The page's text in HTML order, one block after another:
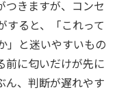
つきますが、コンセ
すると、「これって
」と迷いやすいもの
前に匂いだけが先に
ん、判断が遅れやす